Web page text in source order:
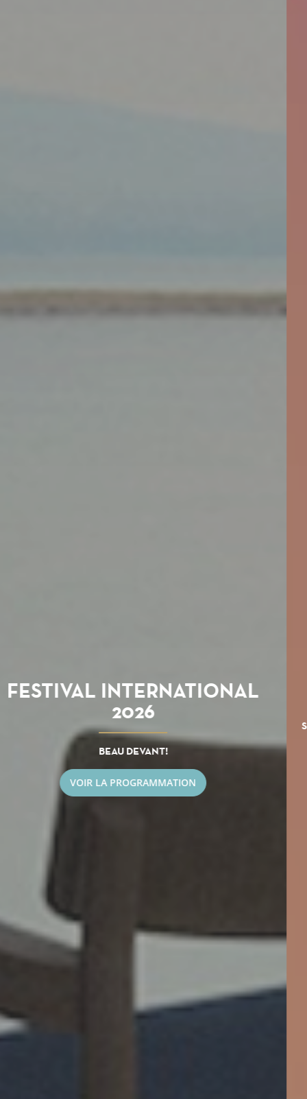
DÉJEUNER-BÉNÉFICE 2026
SOUS LA PRÉSIDENCE D’HONNEUR DE MONSIEUR HAROLD
SAVARD, PRÉSIDENT-DIRECTEUR GÉNÉRAL DE GROUPE
NOVATECH
EN SAVOIR PLUS